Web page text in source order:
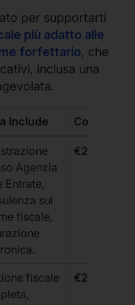
per supportarti
più adatto alle
forfettario, che
inclusa una
Include Costo
Agenzia
Entrate,
sul
fiscale,
€264 +
fiscale
€264 +